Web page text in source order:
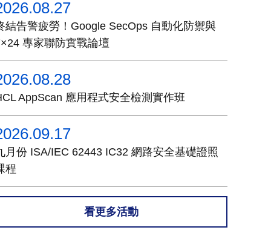
結告警疲勞！Google SecOps 自動化防禦與
專家聯防實戰論壇
AppScan 應用程式安全檢測實作班
月份 ISA/IEC 62443 IC32 網路安全基礎證照
程
看更多活動